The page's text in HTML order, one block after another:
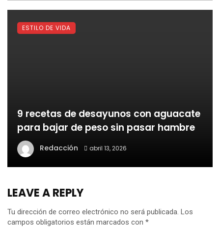
9 recetas de desayunos con aguacate
para bajar de peso sin pasar hambre
Redacción abril 13, 2026
ESTILO DE VIDA
LEAVE A REPLY
Tu dirección de correo electrónico no será publicada. Los
campos obligatorios están marcados con *